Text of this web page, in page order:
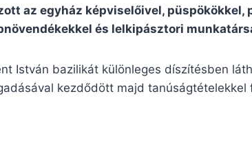
az egyház képviselőivel, püspökökkel,
és lelkipásztori
István bazilikát különleges díszítésben
kezdődött majd